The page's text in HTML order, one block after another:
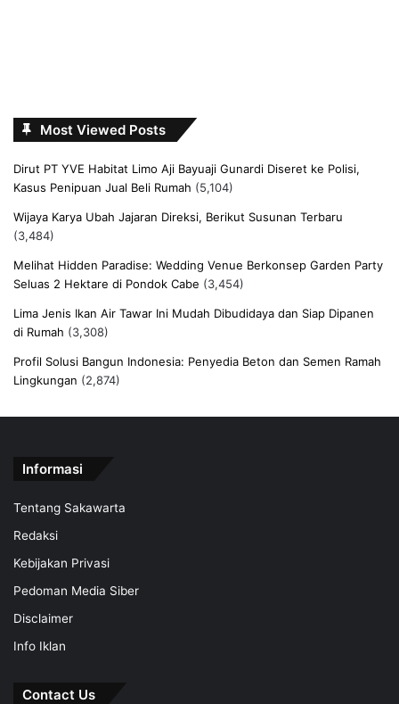
Most Viewed Posts
Dirut PT YVE Habitat Limo Aji Bayuaji Gunardi Diseret ke Polisi,
Kasus Penipuan Jual Beli Rumah (5,104)
Wijaya Karya Ubah Jajaran Direksi, Berikut Susunan Terbaru
(3,484)
Melihat Hidden Paradise: Wedding Venue Berkonsep Garden Party
Seluas 2 Hektare di Pondok Cabe (3,454)
Lima Jenis Ikan Air Tawar Ini Mudah Dibudidaya dan Siap Dipanen
di Rumah (3,308)
Profil Solusi Bangun Indonesia: Penyedia Beton dan Semen Ramah
Lingkungan (2,874)
Informasi
Tentang Sakawarta
Redaksi
Kebijakan Privasi
Pedoman Media Siber
Disclaimer
Info Iklan
Contact Us